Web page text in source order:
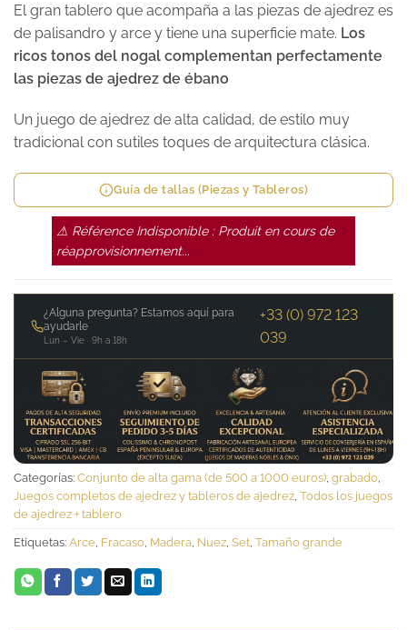
El gran tablero que acompaña a las piezas de ajedrez es
de palisandro y arce y tiene una superficie mate. Los
ricos tonos del nogal complementan perfectamente
las piezas de ajedrez de ébano
Un juego de ajedrez de alta calidad, de estilo muy
tradicional con sutiles toques de arquitectura clásica.
Guía de tallas (Piezas y Tableros)
⚠ Référence Indisponible : Produit en cours de
réapprovisionnement...
¿Alguna pregunta? Estamos aquí para
ayudarle
Lun – Vie · 9h a 18h
+33 (0) 972 123
039
Categorías: Conjunto de alta gama (de 500 a 1000 euros), grabado,
Juegos completos de ajedrez y tableros de ajedrez, Todos los juegos
de ajedrez + tablero
Etiquetas: Arce, Fracaso, Madera, Nuez, Set, Tamaño grande